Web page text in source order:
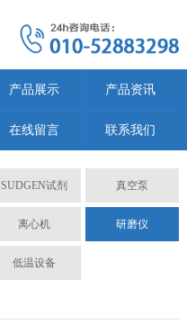
产品展示 产品资讯
在线留言 联系我们
SUDGEN试剂 真空泵
离心机 研磨仪
低温设备